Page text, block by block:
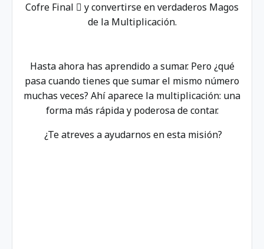
Cofre Final 🪎 y convertirse en verdaderos Magos
de la Multiplicación.
Hasta ahora has aprendido a sumar. Pero ¿qué
pasa cuando tienes que sumar el mismo número
muchas veces? Ahí aparece la multiplicación: una
forma más rápida y poderosa de contar.
¿Te atreves a ayudarnos en esta misión?